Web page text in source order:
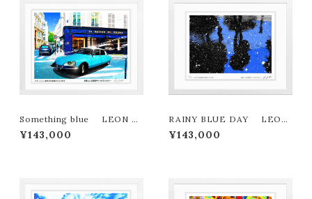
Something blue LEON T
ERASHIMA版画作品180作限
定
¥143,000
RAINY BLUE DAY LEON
TERASHIMA版画作品180作
限定
¥143,000